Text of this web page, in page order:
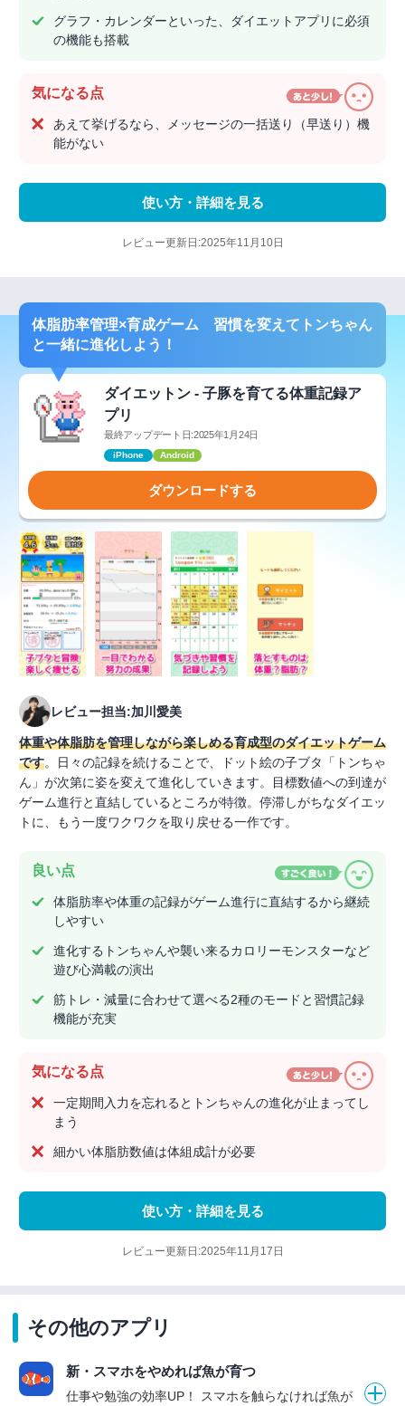
グラフ・カレンダーといった、ダイエットアプリに必須
の機能も搭載
気になる点
あえて挙げるなら、メッセージの一括送り（早送り）機
能がない
使い方・詳細を見る
レビュー更新日:2025年11月10日
体脂肪率管理×育成ゲーム 習慣を変えてトンちゃん
と一緒に進化しよう！
ダイエットン - 子豚を育てる体重記録ア
プリ
最終アップデート日:2025年1月24日
iPhone Android
ダウンロードする
レビュー担当:加川愛美
体重や体脂肪を管理しながら楽しめる育成型のダイエットゲーム
です。日々の記録を続けることで、ドット絵の子ブタ「トンちゃ
ん」が次第に姿を変えて進化していきます。目標数値への到達が
ゲーム進行と直結しているところが特徴。停滞しがちなダイエッ
トに、もう一度ワクワクを取り戻せる一作です。
良い点
体脂肪率や体重の記録がゲーム進行に直結するから継続
しやすい
進化するトンちゃんや襲い来るカロリーモンスターなど
遊び心満載の演出
筋トレ・減量に合わせて選べる2種のモードと習慣記録
機能が充実
気になる点
一定期間入力を忘れるとトンちゃんの進化が止まってし
まう
細かい体脂肪数値は体組成計が必要
使い方・詳細を見る
レビュー更新日:2025年11月17日
その他のアプリ
新・スマホをやめれば魚が育つ
仕事や勉強の効率UP！ スマホを触らなければ魚が